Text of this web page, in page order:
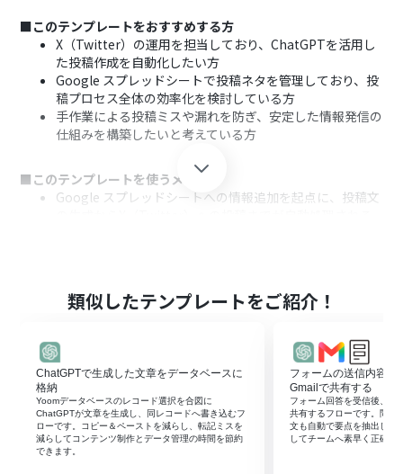
■このテンプレートをおすすめする方
X（Twitter）の運用を担当しており、ChatGPTを活用し
た投稿作成を自動化したい方
Google スプレッドシートで投稿ネタを管理しており、投
稿プロセス全体の効率化を検討している方
手作業による投稿ミスや漏れを防ぎ、安定した情報発信の
仕組みを構築したいと考えている方
■このテンプレートを使うメリット
Google スプレッドシートへの情報追加を起点に、投稿文
はじめに、Google スプレッドシート、ChatGPT、
X（Twitter）をYoomと連携します。
次に、トリガーでGoogle スプレッドシートを選択し、
「行が追加されたら」というアクションを設定します。
続けて、オペレーションでChatGPTを選択し、スプレッ
ドシートの情報を基に投稿文を生成するよう「テキスト
を生成」アクションを設定します。
類似したテンプレートをご紹介！
ChatGPTで生成した文章をデータベースに
格納
Yoomデータベースのレコード選択を合図に
ChatGPTが文章を生成し、同レコードへ書き込むフ
ローです。コピー＆ペーストを減らし、転記ミスを
減らしてコンテンツ制作とデータ管理の時間を節約
できます。
フォームの送信内容を
Gmailで共有する
フォーム回答を受信後、
共有するフローです。問い
文も自動で要点を抽出し、
してチームへ素早く正確に